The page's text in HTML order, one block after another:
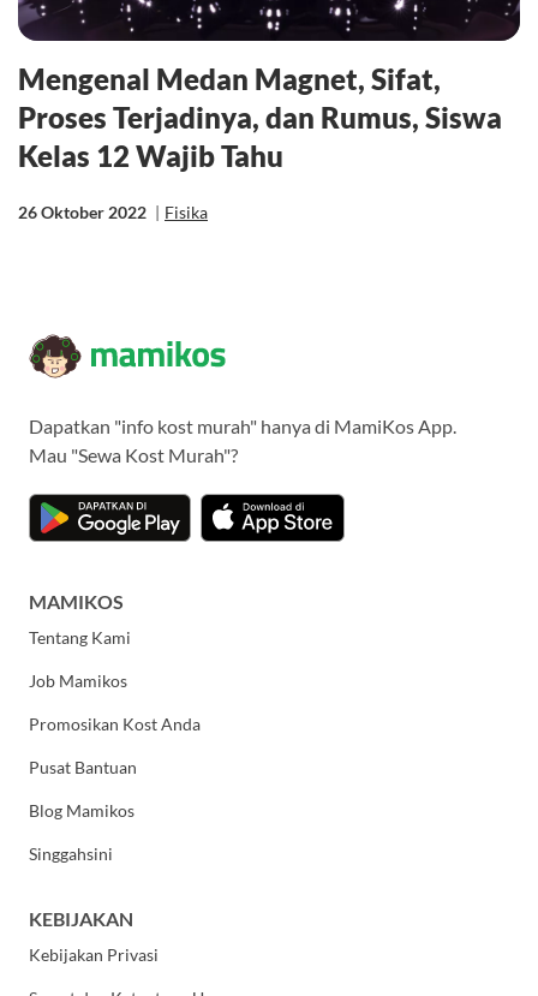
Mengenal Medan Magnet, Sifat,
Proses Terjadinya, dan Rumus, Siswa
Kelas 12 Wajib Tahu
26 Oktober 2022 | Fisika
Dapatkan "info kost murah" hanya di MamiKos App.
Mau "Sewa Kost Murah"?
MAMIKOS
Tentang Kami
Job Mamikos
Promosikan Kost Anda
Pusat Bantuan
Blog Mamikos
Singgahsini
KEBIJAKAN
Kebijakan Privasi